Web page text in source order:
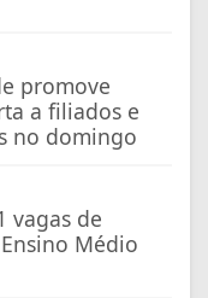
promove
a filiados e
no domingo
vagas de
Médio